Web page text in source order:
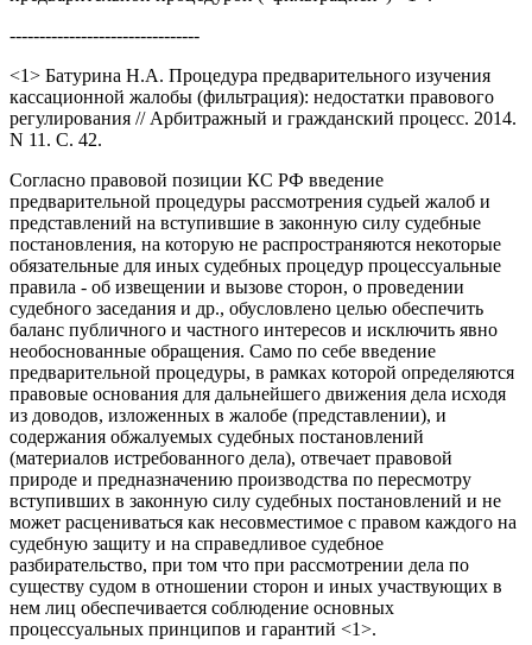
--------------------------------
<1> Батурина Н.А. Процедура предварительного изучения
кассационной жалобы (фильтрация): недостатки правового
регулирования // Арбитражный и гражданский процесс. 2014.
N 11. С. 42.
Согласно правовой позиции КС РФ введение
предварительной процедуры рассмотрения судьей жалоб и
представлений на вступившие в законную силу судебные
постановления, на которую не распространяются некоторые
обязательные для иных судебных процедур процессуальные
правила - об извещении и вызове сторон, о проведении
судебного заседания и др., обусловлено целью обеспечить
баланс публичного и частного интересов и исключить явно
необоснованные обращения. Само по себе введение
предварительной процедуры, в рамках которой определяются
правовые основания для дальнейшего движения дела исходя
из доводов, изложенных в жалобе (представлении), и
содержания обжалуемых судебных постановлений
(материалов истребованного дела), отвечает правовой
природе и предназначению производства по пересмотру
вступивших в законную силу судебных постановлений и не
может расцениваться как несовместимое с правом каждого на
судебную защиту и на справедливое судебное
разбирательство, при том что при рассмотрении дела по
существу судом в отношении сторон и иных участвующих в
нем лиц обеспечивается соблюдение основных
процессуальных принципов и гарантий <1>.